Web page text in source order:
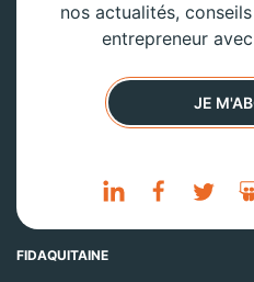
nos actualités,
entrepreneur
JE
FIDAQUITAINE